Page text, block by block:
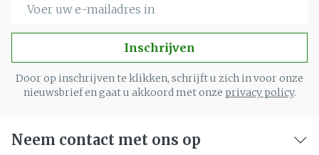
Inschrijven
Door op inschrijven te klikken, schrijft u zich in voor onze
nieuwsbrief en gaat u akkoord met onze privacy policy.
Neem contact met ons op